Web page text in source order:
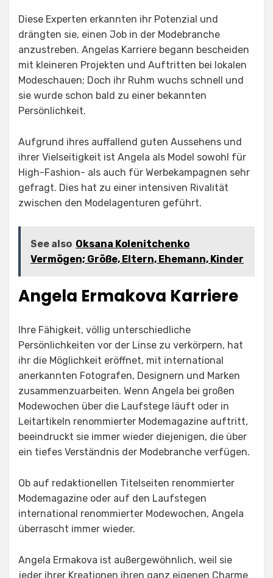
Diese Experten erkannten ihr Potenzial und
drängten sie, einen Job in der Modebranche
anzustreben. Angelas Karriere begann bescheiden
mit kleineren Projekten und Auftritten bei lokalen
Modeschauen; Doch ihr Ruhm wuchs schnell und
sie wurde schon bald zu einer bekannten
Persönlichkeit.
Aufgrund ihres auffallend guten Aussehens und
ihrer Vielseitigkeit ist Angela als Model sowohl für
High-Fashion- als auch für Werbekampagnen sehr
gefragt. Dies hat zu einer intensiven Rivalität
zwischen den Modelagenturen geführt.
See also Oksana Kolenitchenko
Vermögen; Größe, Eltern, Ehemann, Kinder
Angela Ermakova Karriere
Ihre Fähigkeit, völlig unterschiedliche
Persönlichkeiten vor der Linse zu verkörpern, hat
ihr die Möglichkeit eröffnet, mit international
anerkannten Fotografen, Designern und Marken
zusammenzuarbeiten. Wenn Angela bei großen
Modewochen über die Laufstege läuft oder in
Leitartikeln renommierter Modemagazine auftritt,
beeindruckt sie immer wieder diejenigen, die über
ein tiefes Verständnis der Modebranche verfügen.
Ob auf redaktionellen Titelseiten renommierter
Modemagazine oder auf den Laufstegen
international renommierter Modewochen, Angela
überrascht immer wieder.
Angela Ermakova ist außergewöhnlich, weil sie
jeder ihrer Kreationen ihren ganz eigenen Charme